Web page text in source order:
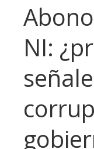
NI: